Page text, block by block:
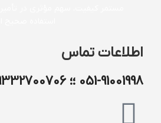
اطلاعات تماس
051-91001998 ؛؛ 09332700706